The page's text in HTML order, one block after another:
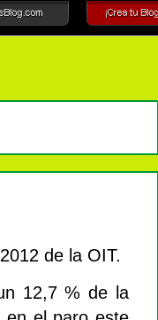
de la OIT.
12,7 % de la